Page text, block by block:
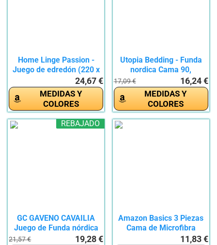
Home Linge Passion -
Juego de edredón (220 x
24,67 €
MEDIDAS Y
COLORES
Utopia Bedding - Funda
nordica Cama 90,
17,09 € 16,24 €
MEDIDAS Y
COLORES
REBAJADO
GC GAVENO CAVAILIA
Juego de Funda nórdica
21,57 € 19,28 €
Amazon Basics 3 Piezas
Cama de Microfibra
11,83 €